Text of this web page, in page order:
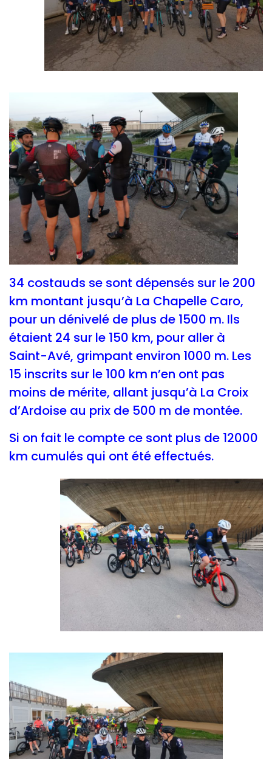
34 costauds se sont dépensés sur le 200
km montant jusqu’à La Chapelle Caro,
pour un dénivelé de plus de 1500 m. Ils
étaient 24 sur le 150 km, pour aller à
Saint-Avé, grimpant environ 1000 m. Les
15 inscrits sur le 100 km n’en ont pas
moins de mérite, allant jusqu’à La Croix
d’Ardoise au prix de 500 m de montée.
Si on fait le compte ce sont plus de 12000
km cumulés qui ont été effectués.